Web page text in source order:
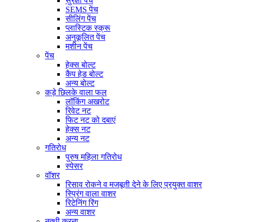
SEMS पेंच
सीलिंग पेंच
प्लास्टिक स्क्रू
अनुकूलित पेंच
मशीन पेंच
पेंच
हेक्स बोल्ट
कैप हेड बोल्ट
अन्य बोल्ट
कड़े छिलके वाला फल
लॉकिंग अखरोट
रिवेट नट
फिट नट को दबाएं
हेक्स नट
अन्य नट
गतिरोध
पुरुष महिला गतिरोध
स्पेसर
वॉशर
रिसाव रोकने व मजबूती देने के लिए प्रयुक्त वाशर
स्प्रिंग वाला वाशर
रिटेनिंग रिंग
अन्य वाशर